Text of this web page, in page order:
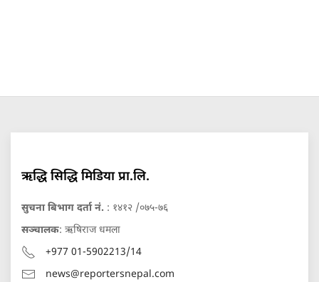
ऋद्धि सिद्धि मिडिया प्रा.लि.
सुचना बिभाग दर्ता नं. : १४१२ /०७५-७६
सञ्चालक: ऋषिराज धमला
+977 01-5902213/14
news@reportersnepal.com